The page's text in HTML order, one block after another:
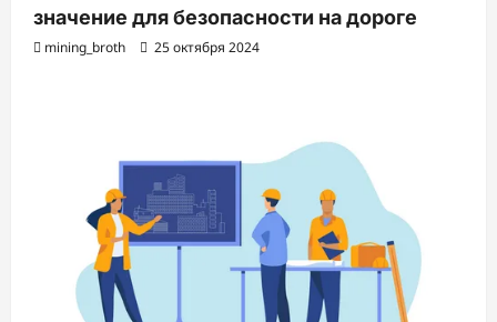
значение для безопасности на дороге
mining_broth 25 октября 2024